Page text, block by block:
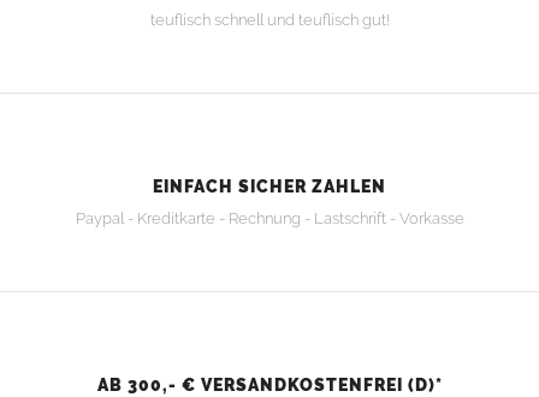
teuflisch schnell und teuflisch gut!
EINFACH SICHER ZAHLEN
Paypal - Kreditkarte - Rechnung - Lastschrift - Vorkasse
AB 300,- € VERSANDKOSTENFREI (D)*